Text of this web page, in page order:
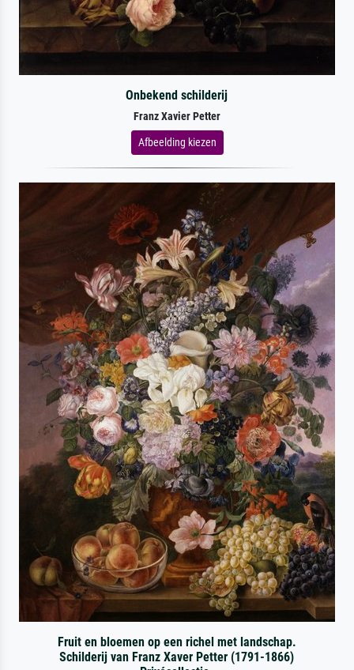
Onbekend schilderij
Franz Xavier Petter
Afbeelding kiezen
Fruit en bloemen op een richel met landschap.
Schilderij van Franz Xaver Petter (1791-1866)